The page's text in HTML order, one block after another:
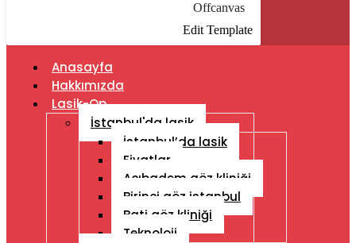
Offcanvas
Edit Template
Anasayfa
Hakkımızda
Lasik-Op
İstanbul'da lasik
İstanbul’da lasik
Fiyatlar
Acıbadem göz kliniği
Birinci göz istanbul
Bati göz kliniği
Teknoloji